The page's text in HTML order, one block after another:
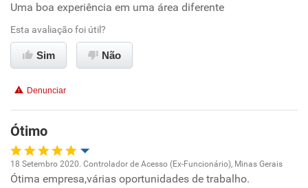
Oportunidade de promoção
Ambiente de trabalho
Benefícios
Recomenda esta empresa
Recomenda a diretoria
Uma boa experiência em uma área diferente
Esta avaliação foi útil?
Sim Não
Denunciar
Ótimo
Oportunidade de promoção
18 Setembro 2020. Controlador de Acesso (Ex-Funcionário), Minas Gerais
Ótima empresa,várias oportunidades de trabalho.